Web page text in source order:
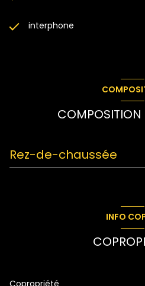
interphone
COMPOSITION
Rez-de-chaussée
INFO
Copropriété